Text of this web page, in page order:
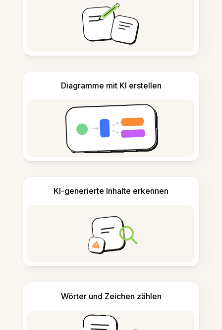
Diagramme mit KI erstellen
KI-generierte Inhalte erkennen
Wörter und Zeichen zählen